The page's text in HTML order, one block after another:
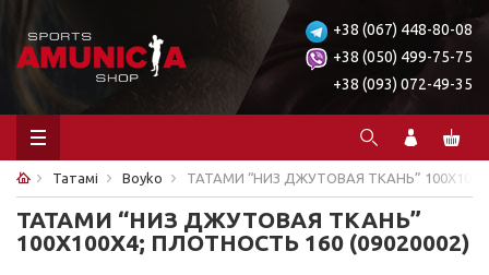
+38 (067) 448-80-08
+38 (050) 499-75-75
+38 (093) 072-49-35
Татамі Boyko ТАТАМИ “НИЗ ДЖУТОВАЯ ТКАНЬ”
ТАТАМИ “НИЗ ДЖУТОВАЯ ТКАНЬ”
100Х100Х4; ПЛОТНОСТЬ 160 (09020002)